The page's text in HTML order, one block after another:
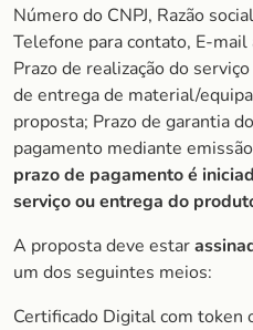
Número do CNPJ, Razão
Telefone para contato, E-
Prazo de realização do
de entrega de material/
proposta; Prazo de garantia
pagamento mediante
prazo de pagamento é
serviço ou entrega do
A proposta deve estar
um dos seguintes meios:
Certificado Digital com